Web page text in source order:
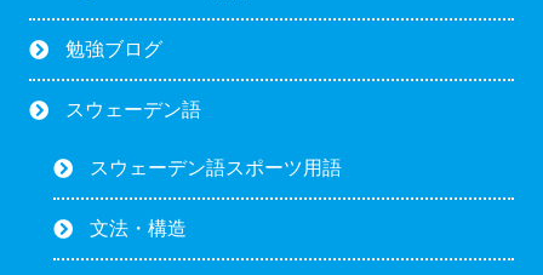
勉強ブログ
スウェーデン語
スウェーデン語スポーツ用語
文法・構造